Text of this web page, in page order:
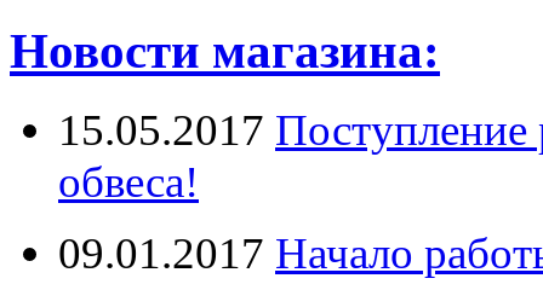
Новости магазина:
15.05.2017 Поступление
обвеса!
09.01.2017 Начало